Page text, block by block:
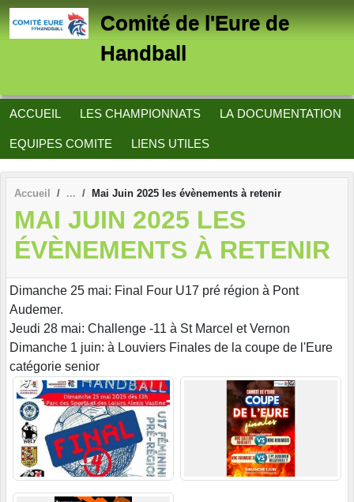
Comité de l'Eure de
Handball
ACCUEIL LES CHAMPIONNATS LA DOCUMENTATION
EQUIPES COMITE LIENS UTILES
Accueil Mai Juin 2025 les évènements à retenir
MAI JUIN 2025 LES
ÉVÈNEMENTS À RETENIR
Dimanche 25 mai: Final Four U17 pré région à Pont
Audemer.
Jeudi 28 mai: Challenge -11 à St Marcel et Vernon
Dimanche 1 juin: à Louviers Finales de la coupe de l'Eure
catégorie senior
Panneau de gestion des cookies